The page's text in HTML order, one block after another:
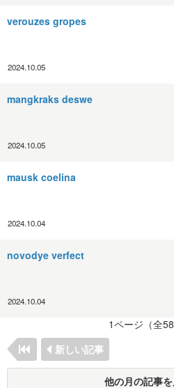
verouzes gropes
2024.10.05
mangkraks deswe
2024.10.05
mausk coelina
2024.10.04
novodye verfect
2024.10.04
1ページ（全58
新しい記事
他の月の記事